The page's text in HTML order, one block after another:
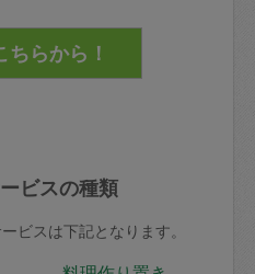
ビスの種類
ビスは下記となります。